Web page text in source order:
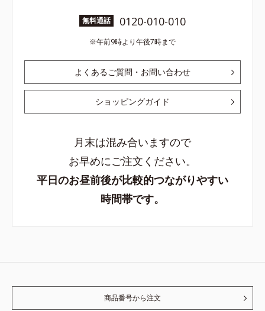
無料通話 0120-010-010
午前9時より午後7時まで
よくあるご質問・お問い合わせ
ショッピングガイド
月末は混み合いますので
お早めにご注文ください。
平日のお昼前後が比較的つながりやすい
時間帯です。
商品番号から注文